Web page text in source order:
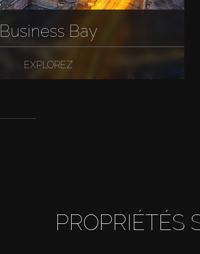
Business Bay
EXPLOREZ
PROPRIÉTÉS